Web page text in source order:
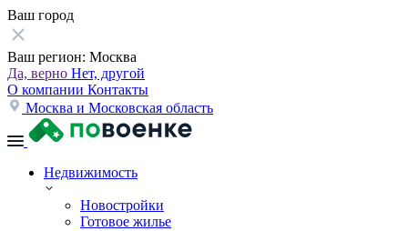
Ваш город
Ваш регион: Москва
Да, верно Нет, другой
О компании Контакты
Москва и Московская область
Недвижимость
Новостройки
Готовое жилье